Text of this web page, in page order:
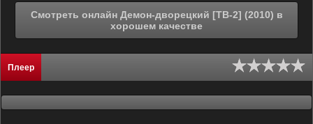
Смотреть онлайн Демон-дворецкий [ТВ-2] (2010) в
хорошем качестве
Плеер